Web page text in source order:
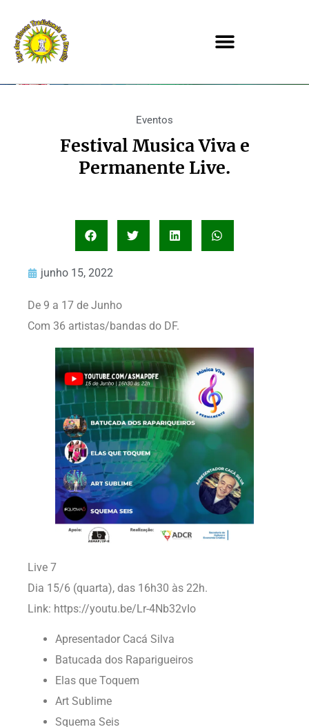
Eventos
Festival Musica Viva e
Permanente Live.
junho 15, 2022
De 9 a 17 de Junho
Com 36 artistas/bandas do DF.
Live 7
Dia 15/6 (quarta), das 16h30 às 22h.
Link: https://youtu.be/Lr-4Nb32vIo
Apresentador Cacá Silva
Batucada dos Raparigueiros
Elas que Toquem
Art Sublime
Squema Seis